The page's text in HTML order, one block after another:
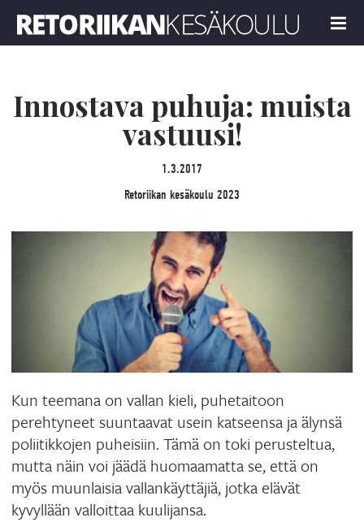
MENU
Innostava puhuja: muista
vastuusi!
1.3.2017
Retoriikan kesäkoulu 2023
Kun teemana on vallan kieli, puhetaitoon
perehtyneet suuntaavat usein katseensa ja älynsä
poliitikkojen puheisiin. Tämä on toki perusteltua,
mutta näin voi jäädä huomaamatta se, että on
myös muunlaisia vallankäyttäjiä, jotka elävät
kyvyllään valloittaa kuulijansa.